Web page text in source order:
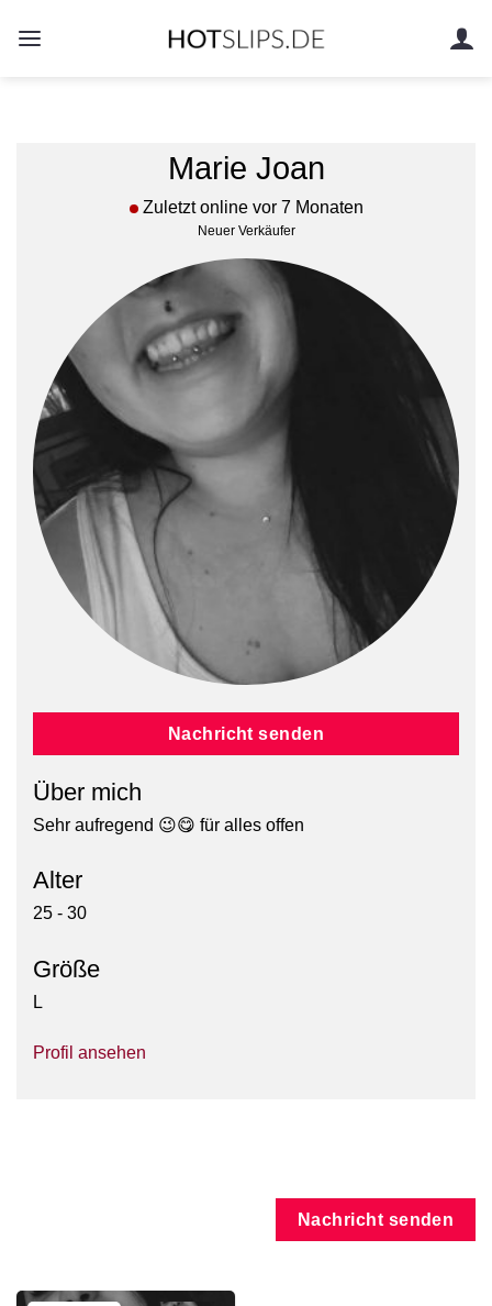
Inhalt
Marie Joan
Zuletzt online vor 7 Monaten
Neuer Verkäufer
Nachricht senden
Über mich
Sehr aufregend 😉😋 für alles offen
Alter
25 - 30
Größe
L
Profil ansehen
Nachricht senden